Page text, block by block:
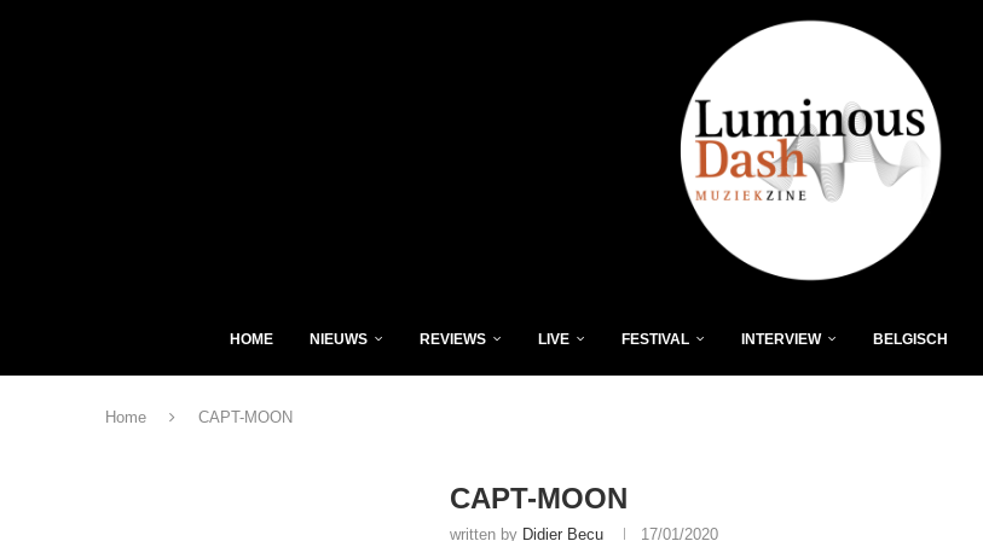
HOME NIEUWS REVIEWS LIVE FESTIVAL INTERVIEW BELGISCH
Home CAPT-MOON
CAPT-MOON
written by Didier Becu 17/01/2020